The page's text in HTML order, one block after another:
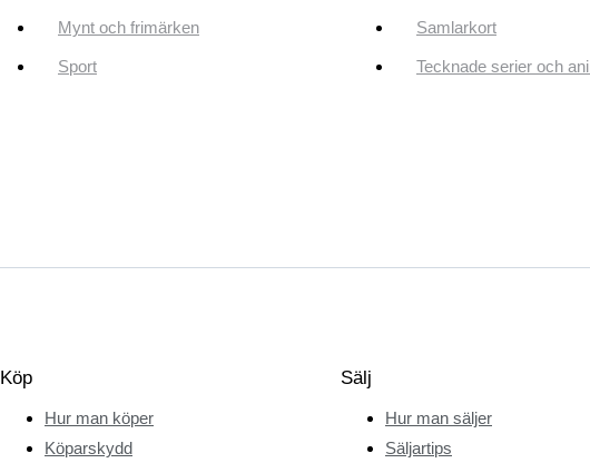
Mynt och frimärken Samlarkort
Sport Tecknade serier och
Köp
Hur man köper
Köparskydd
Sälj
Hur man säljer
Säljartips